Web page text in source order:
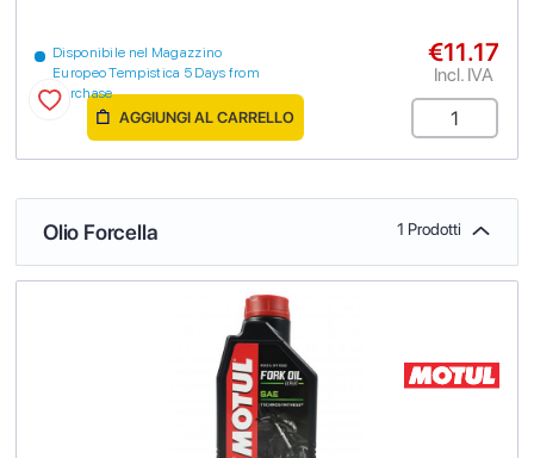
Disponibile nel Magazzino
Europeo Tempistica 5 Days from
purchase
€11.17
Incl. IVA
AGGIUNGI AL CARRELLO
Olio Forcella 1 Prodotti